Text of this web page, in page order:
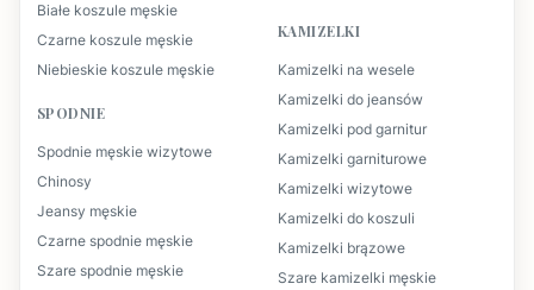
Białe koszule męskie
Czarne koszule męskie
Niebieskie koszule męskie
SPODNIE
Spodnie męskie wizytowe
Chinosy
Jeansy męskie
Czarne spodnie męskie
Szare spodnie męskie
KAMIZELKI
Kamizelki na wesele
Kamizelki do jeansów
Kamizelki pod garnitur
Kamizelki garniturowe
Kamizelki wizytowe
Kamizelki do koszuli
Kamizelki brązowe
Szare kamizelki męskie